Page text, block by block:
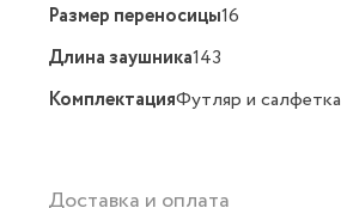
Размер переносицы16
Длина заушника143
КомплектацияФутляр и салфетка
Доставка и оплата